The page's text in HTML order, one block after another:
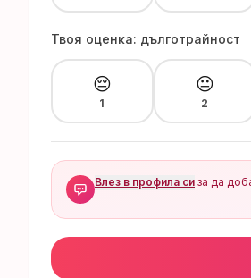
Твоя оценка: дълготрайност
😔
1
😐
2
Влез в профила си за да